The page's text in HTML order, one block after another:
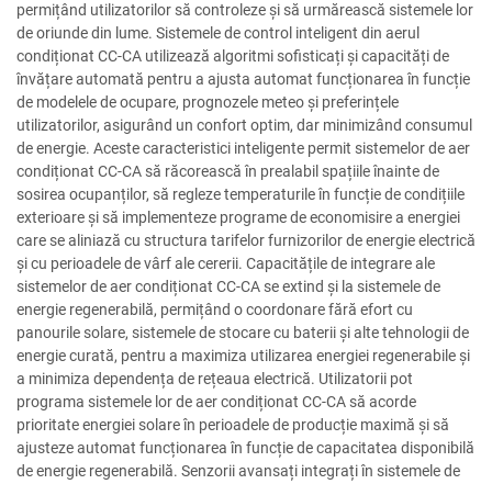
permițând utilizatorilor să controleze și să urmărească sistemele lor
de oriunde din lume. Sistemele de control inteligent din aerul
condiționat CC-CA utilizează algoritmi sofisticați și capacități de
învățare automată pentru a ajusta automat funcționarea în funcție
de modelele de ocupare, prognozele meteo și preferințele
utilizatorilor, asigurând un confort optim, dar minimizând consumul
de energie. Aceste caracteristici inteligente permit sistemelor de aer
condiționat CC-CA să răcorească în prealabil spațiile înainte de
sosirea ocupanților, să regleze temperaturile în funcție de condițiile
exterioare și să implementeze programe de economisire a energiei
care se aliniază cu structura tarifelor furnizorilor de energie electrică
și cu perioadele de vârf ale cererii. Capacitățile de integrare ale
sistemelor de aer condiționat CC-CA se extind și la sistemele de
energie regenerabilă, permițând o coordonare fără efort cu
panourile solare, sistemele de stocare cu baterii și alte tehnologii de
energie curată, pentru a maximiza utilizarea energiei regenerabile și
a minimiza dependența de rețeaua electrică. Utilizatorii pot
programa sistemele lor de aer condiționat CC-CA să acorde
prioritate energiei solare în perioadele de producție maximă și să
ajusteze automat funcționarea în funcție de capacitatea disponibilă
de energie regenerabilă. Senzorii avansați integrați în sistemele de